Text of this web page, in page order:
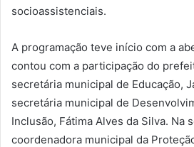
socioassistenciais.
A programação teve início com a
contou com a participação do
secretária municipal de Educação,
secretária municipal de
Inclusão, Fátima Alves da Silva. Na
coordenadora municipal da